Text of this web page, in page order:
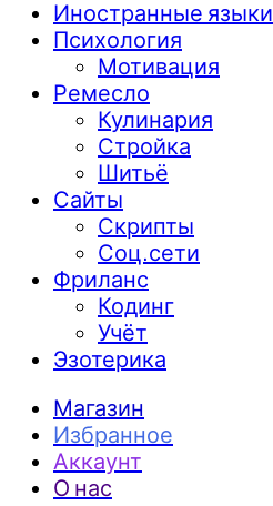
Иностранные языки
Психология
Мотивация
Ремесло
Кулинария
Стройка
Шитьё
Сайты
Скрипты
Соц.сети
Фриланс
Кодинг
Учёт
Эзотерика
Магазин
Избранное
Аккаунт
О нас